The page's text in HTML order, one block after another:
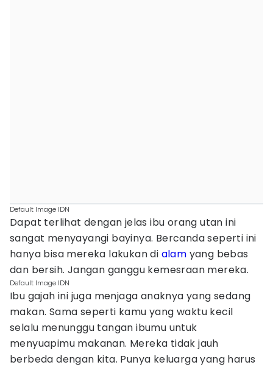
Default Image IDN
Dapat terlihat dengan jelas ibu orang utan ini
sangat menyayangi bayinya. Bercanda seperti ini
hanya bisa mereka lakukan di alam yang bebas
dan bersih. Jangan ganggu kemesraan mereka.
Default Image IDN
Ibu gajah ini juga menjaga anaknya yang sedang
makan. Sama seperti kamu yang waktu kecil
selalu menunggu tangan ibumu untuk
menyuapimu makanan. Mereka tidak jauh
berbeda dengan kita. Punya keluarga yang harus